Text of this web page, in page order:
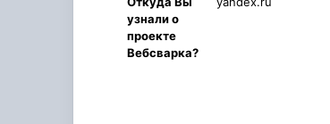
узнaли o
проекте
Вебсварка?